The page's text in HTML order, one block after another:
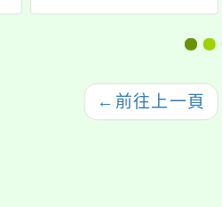
計畫─音樂團隊經營與
← 前往上一頁